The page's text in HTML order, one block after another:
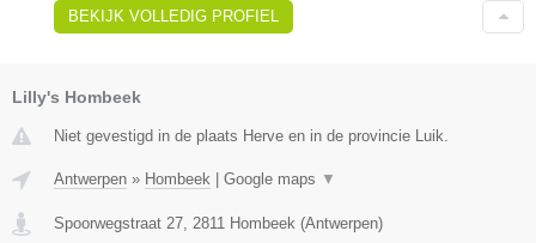
BEKIJK VOLLEDIG PROFIEL
Lilly's Hombeek
Niet gevestigd in de plaats Herve en in de provincie Luik.
Antwerpen » Hombeek Google maps ▼
Spoorwegstraat 27, 2811 Hombeek (Antwerpen)